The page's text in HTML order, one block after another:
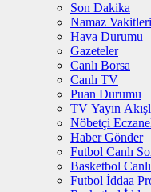
Son Dakika
Namaz Vakitleri
Hava Durumu
Gazeteler
Canlı Borsa
Canlı TV
Puan Durumu
TV Yayın
Nöbetçi
Haber Gönder
Futbol Canlı
Basketbol
Futbol İddaa